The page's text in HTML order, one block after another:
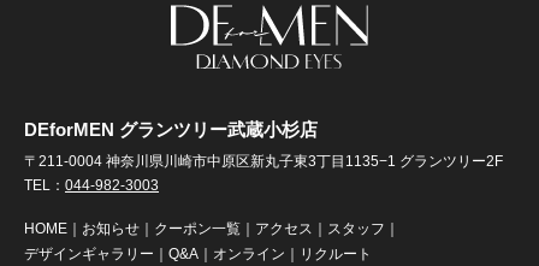
DEforMEN グランツリー武蔵小杉店
〒211-0004 神奈川県川崎市中原区新丸子東3丁目1135−1 グランツリー2F
TEL： 044-982-3003
HOME ｜ お知らせ ｜ クーポン一覧 ｜ アクセス ｜ スタッフ ｜
デザインギャラリー ｜ Q&A ｜ オンライン ｜ リクルート